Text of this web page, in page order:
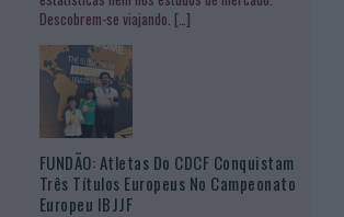
Descobrem-se viajando. […]
FUNDÃO: Atletas Do CDCF Conquistam
Três Títulos Europeus No Campeonato
Europeu IBJJF